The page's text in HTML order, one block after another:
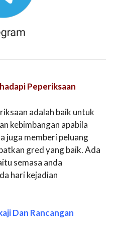
Peperiksaan
adalah baik untuk
kebimbangan apabila
juga memberi peluang
gred yang baik. Ada
semasa anda
hari kejadian
Dan Rancangan